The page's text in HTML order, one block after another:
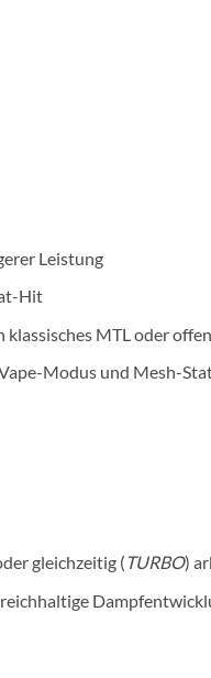
Leistung
Hit
klassisches MTL oder
Modus und Mesh-
gleichzeitig ( TURBO)